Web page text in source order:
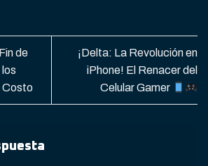
de
Costo
¡Delta: La Revolución en
iPhone! El Renacer del
Celular Gamer